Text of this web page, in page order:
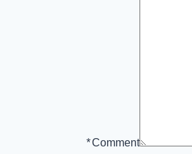
Comment
*